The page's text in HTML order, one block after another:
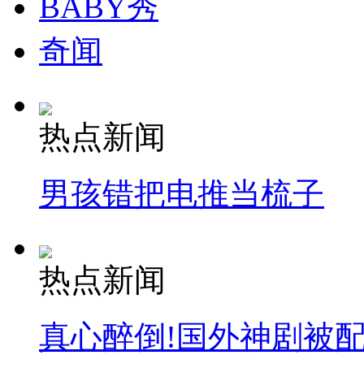
消防员救轻生者 花炮节热闹非凡
司机酒驾遇交警 急速倒车逃窜
奇闻
热点新闻
男孩错把电推当梳子
热点新闻
真心醉倒!国外神剧被